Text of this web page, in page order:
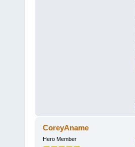
CoreyAname
Hero Member